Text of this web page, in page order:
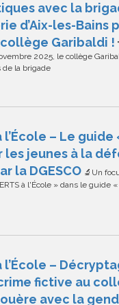
avec la
d’Aix-les-Bains
Garibaldi !
2025, le collège
la brigade
l’École – Le guide
jeunes à la
la DGESCO 🔬Un
à l'École » dans le guide
l’École –
fictive au
avec la